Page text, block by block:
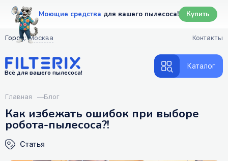
Моющие средства для вашего пылесоса! Купить
Город: Москва Контакты
Всё для вашего пылесоса!
Каталог
Главная —Блог
Как избежать ошибок при выборе
робота-пылесоса?!
Статья